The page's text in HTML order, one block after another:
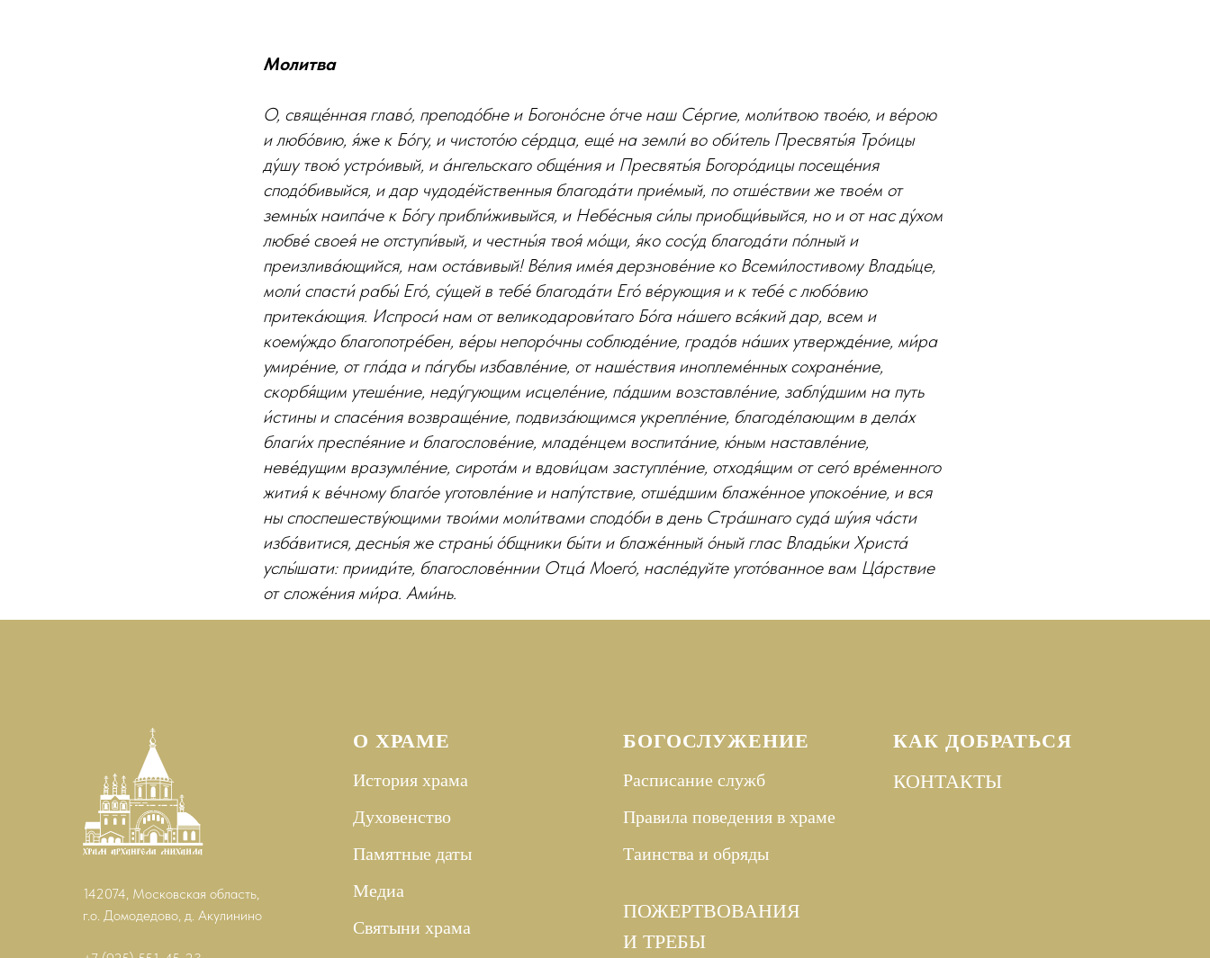
Молитва
О, свяще́нная главо́, преподо́бне и Богоно́сне о́тче наш Се́ргие, моли́твою твое́ю, и ве́рою
и любо́вию, я́же к Бо́гу, и чистото́ю се́рдца, еще́ на земли́ во оби́тель Пресвяты́я Тро́ицы
ду́шу твою́ устро́ивый, и а́нгельскаго обще́ния и Пресвяты́я Богоро́дицы посеще́ния
сподо́бивыйся, и дар чудоде́йственныя благода́ти прие́мый, по отше́ствии же твое́м от
земны́х наипа́че к Бо́гу прибли́живыйся, и Небе́сныя си́лы приобщи́выйся, но и от нас ду́хом
любве́ своея́ не отступи́вый, и честны́я твоя́ мо́щи, я́ко сосу́д благода́ти по́лный и
преизлива́ющийся, нам оста́вивый! Ве́лия име́я дерзнове́ние ко Всеми́лостивому Влады́це,
моли́ спасти́ рабы́ Его́, су́щей в тебе́ благода́ти Его́ ве́рующия и к тебе́ с любо́вию
притека́ющия. Испроси́ нам от великодарови́таго Бо́га на́шего вся́кий дар, всем и
коему́ждо благопотре́бен, ве́ры непоро́чны соблюде́ние, градо́в на́ших утвержде́ние, ми́ра
умире́ние, от гла́да и па́губы избавле́ние, от наше́ствия иноплеме́нных сохране́ние,
скорбя́щим утеше́ние, неду́гующим исцеле́ние, па́дшим возставле́ние, заблу́дшим на путь
и́стины и спасе́ния возвраще́ние, подвиза́ющимся укрепле́ние, благоде́лающим в дела́х
благи́х преспе́яние и благослове́ние, младе́нцем воспита́ние, ю́ным наставле́ние,
неве́дущим вразумле́ние, сирота́м и вдови́цам заступле́ние, отходя́щим от сего́ вре́менного
жития́ к ве́чному благо́е уготовле́ние и напу́тствие, отше́дшим блаже́нное упокое́ние, и вся
ны споспешеству́ющими твои́ми моли́твами сподо́би в день Стра́шнаго суда́ шу́ия ча́сти
изба́витися, десны́я же страны́ о́бщники бы́ти и блаже́нный о́ный глас Влады́ки Христа́
услы́шати: прииди́те, благослове́ннии Отца́ Моего́, насле́дуйте угото́ванное вам Ца́рствие
от сложе́ния ми́ра. Ами́нь.
142074, Московская область,
г.о. Домодедово, д. Акулинино
О ХРАМЕ
История храма
Духовенство
Памятные даты
Медиа
Святыни храма
БОГОСЛУЖЕНИЕ
Расписание служб
Правила поведения в храме
Таинства и обряды
ПОЖЕРТВОВАНИЯ
И ТРЕБЫ
КАК ДОБРАТЬСЯ
КОНТАКТЫ